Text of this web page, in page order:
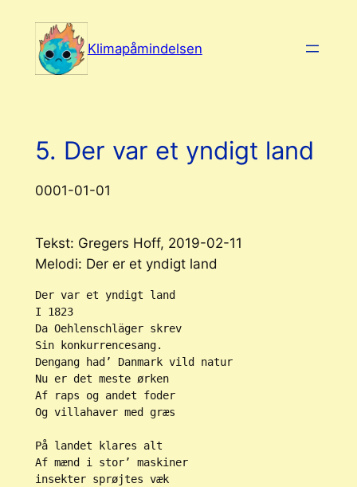
indhold
Klimapåmindelsen
5. Der var et yndigt land
0001-01-01
Tekst: Gregers Hoff, 2019-02-11
Melodi: Der er et yndigt land
Der var et yndigt land
I 1823
Da Oehlenschläger skrev
Sin konkurrencesang.
Dengang had’ Danmark vild natur
Nu er det meste ørken
Af raps og andet foder
Og villahaver med græs
På landet klares alt
Af mænd i stor’ maskiner
insekter sprøjtes væk